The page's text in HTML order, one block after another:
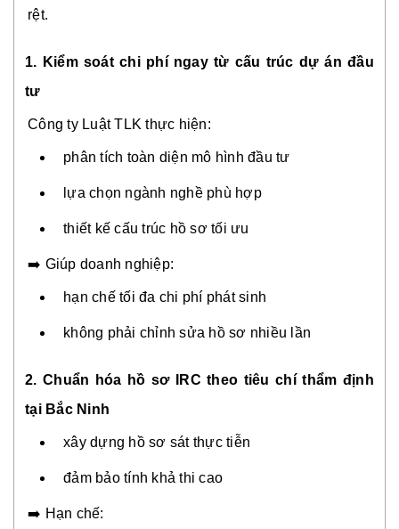
rệt.
1. Kiểm soát chi phí ngay từ cấu trúc dự án đầu
tư
Công ty Luật TLK thực hiện:
phân tích toàn diện mô hình đầu tư
lựa chọn ngành nghề phù hợp
thiết kế cấu trúc hồ sơ tối ưu
➡️ Giúp doanh nghiệp:
hạn chế tối đa chi phí phát sinh
không phải chỉnh sửa hồ sơ nhiều lần
2. Chuẩn hóa hồ sơ IRC theo tiêu chí thẩm định
tại Bắc Ninh
xây dựng hồ sơ sát thực tiễn
đảm bảo tính khả thi cao
➡️ Hạn chế: